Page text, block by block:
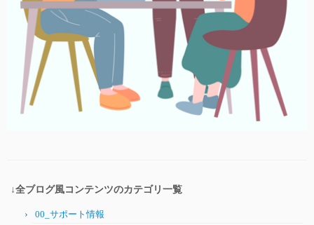
↓全ブログ風コンテンツのカテゴリ一覧
00_サポート情報